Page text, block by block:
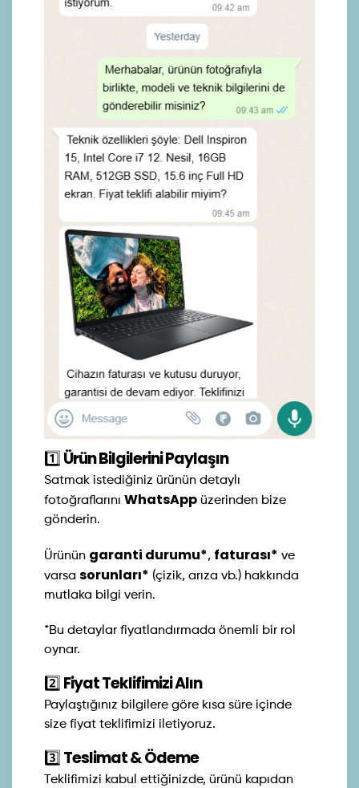
1️⃣ Ürün Bilgilerini Paylaşın
Satmak istediğiniz ürünün detaylı
fotoğraflarını WhatsApp üzerinden bize
gönderin.
Ürünün garanti durumu*, faturası* ve
varsa sorunları* (çizik, arıza vb.) hakkında
mutlaka bilgi verin.
*Bu detaylar fiyatlandırmada önemli bir rol
oynar.
2️⃣ Fiyat Teklifimizi Alın
Paylaştığınız bilgilere göre kısa süre içinde
size fiyat teklifimizi iletiyoruz.
3️⃣ Teslimat & Ödeme
Teklifimizi kabul ettiğinizde, ürünü kapıdan